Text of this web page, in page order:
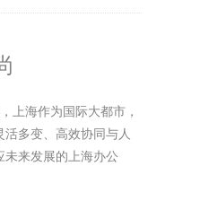
上海作为国际大都市，
多变、高效协同与人
未来发展的上海办公